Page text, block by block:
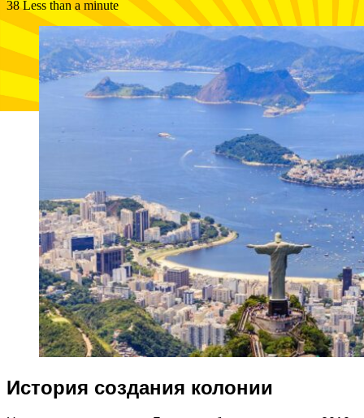
38Less than a minute
История создания колонии